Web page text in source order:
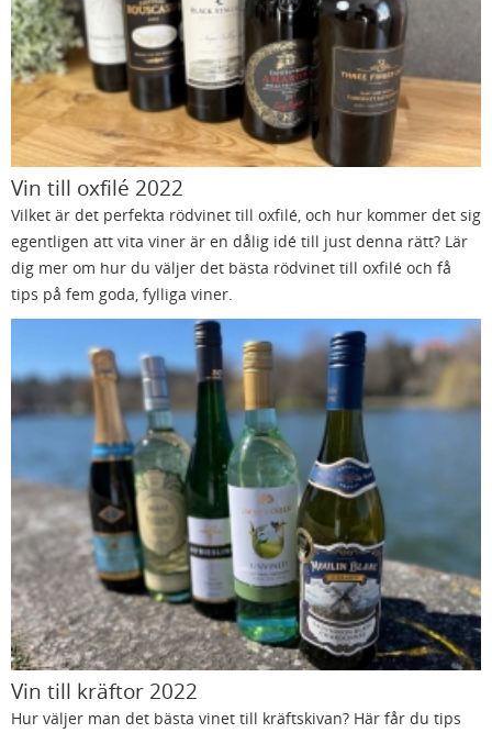
Vin till oxfilé 2022
Vilket är det perfekta rödvinet till oxfilé, och hur kommer det sig
egentligen att vita viner är en dålig idé till just denna rätt? Lär
dig mer om hur du väljer det bästa rödvinet till oxfilé och få
tips på fem goda, fylliga viner.
Vin till kräftor 2022
Hur väljer man det bästa vinet till kräftskivan? Här får du tips